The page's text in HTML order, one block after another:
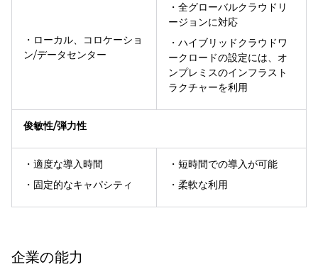
・ローカル、コロケーショ
ン/データセンター
・全グローバルクラウドリ
ージョンに対応
・ハイブリッドクラウドワ
ークロードの設定には、オ
ンプレミスのインフラスト
ラクチャーを利用
俊敏性/弾力性
・適度な導入時間
・固定的なキャパシティ
・短時間での導入が可能
・柔軟な利用
企業の能力